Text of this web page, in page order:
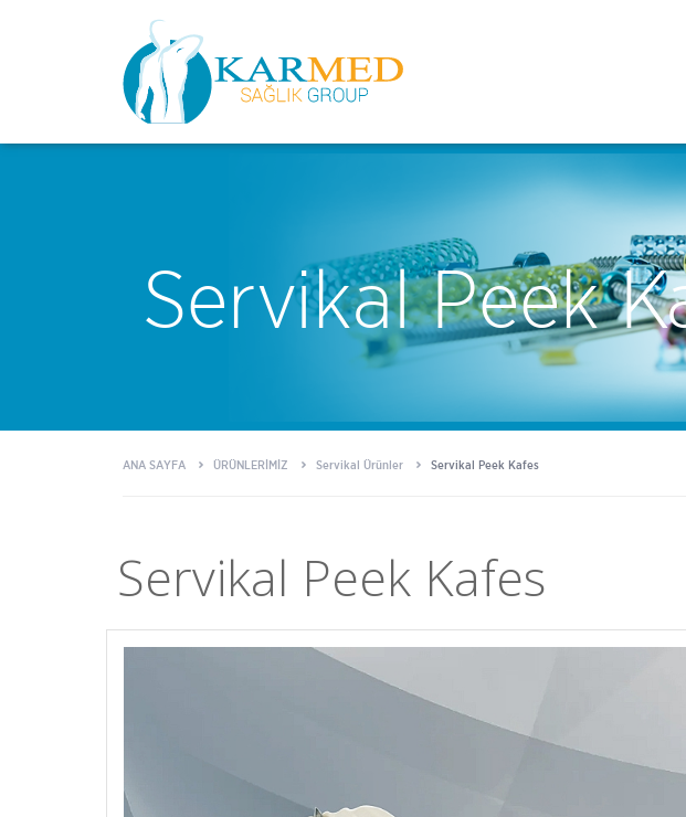
Servikal Peek
ANA SAYFA ÜRÜNLERİMİZ Servikal Ürünler Servikal Peek Kafes
Servikal Peek Kafes